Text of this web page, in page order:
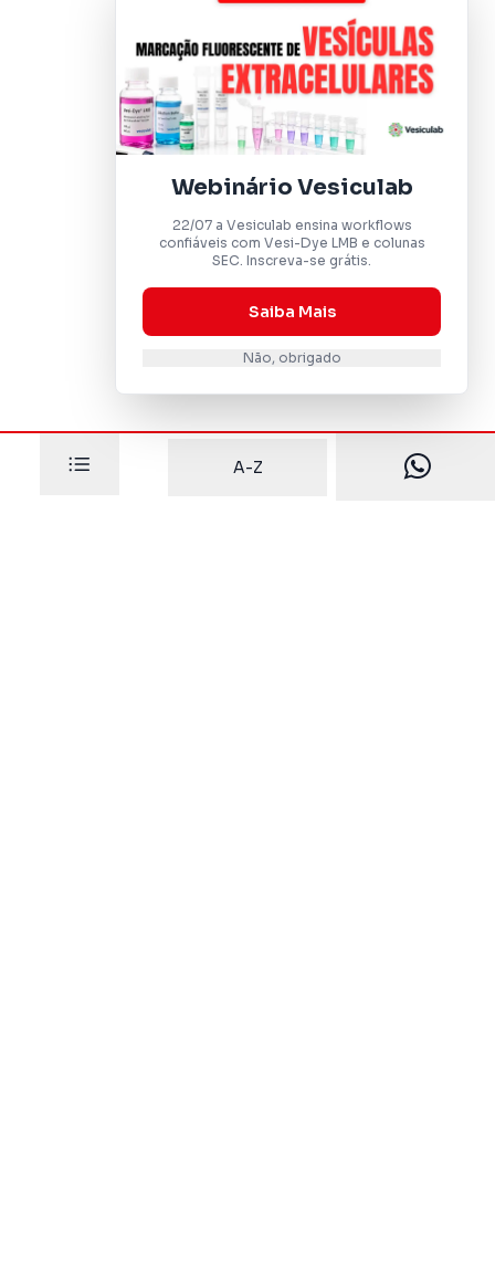
Webinário Vesiculab
22/07 a Vesiculab ensina workflows
confiáveis com Vesi-Dye LMB e colunas
SEC. Inscreva-se grátis.
Saiba Mais
Não, obrigado
A-Z